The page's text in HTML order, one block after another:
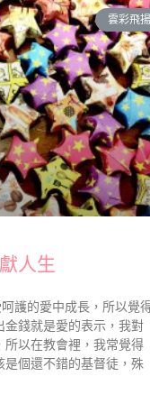
雲彩飛
人生
護的愛中成長，所以覺
錢就是愛的表示，我對
所以在教會裡，我常覺得
是個還不錯的基督徒，殊